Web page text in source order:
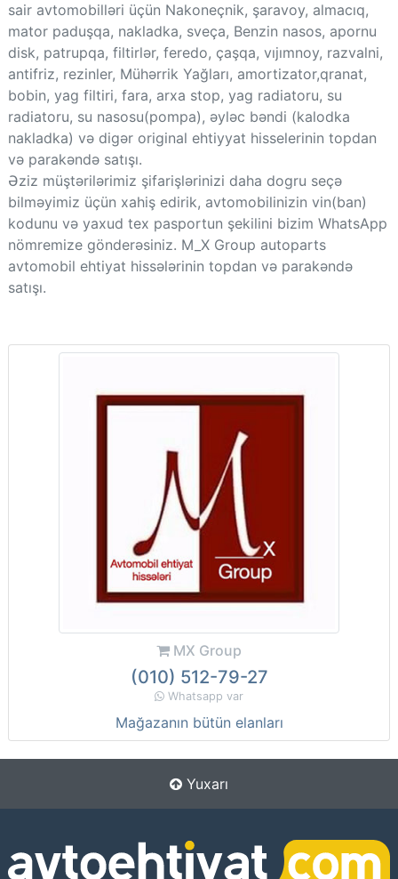
sair avtomobilləri üçün Nakoneçnik, şaravoy, almacıq,
mator paduşqa, nakladka, sveça, Benzin nasos, apornu
disk, patrupqa, filtirlər, feredo, çaşqa, vıjımnoy, razvalni,
antifriz, rezinler, Mühərrik Yağları, amortizator,qranat,
bobin, yag filtiri, fara, arxa stop, yag radiatoru, su
radiatoru, su nasosu(pompa), əyləc bəndi (kalodka
nakladka) və digər original ehtiyyat hisselerinin topdan
və parakəndə satışı.
Əziz müştərilərimiz şifarişlərinizi daha dogru seçə
bilməyimiz üçün xahiş edirik, avtomobilinizin vin(ban)
kodunu və yaxud tex pasportun şekilini bizim WhatsApp
nömremize gönderəsiniz. M_X Group autoparts
avtomobil ehtiyat hissələrinin topdan və parakəndə
satışı.
MX Group
(010) 512-79-27
Whatsapp var
Mağazanın bütün elanları
Yuxarı